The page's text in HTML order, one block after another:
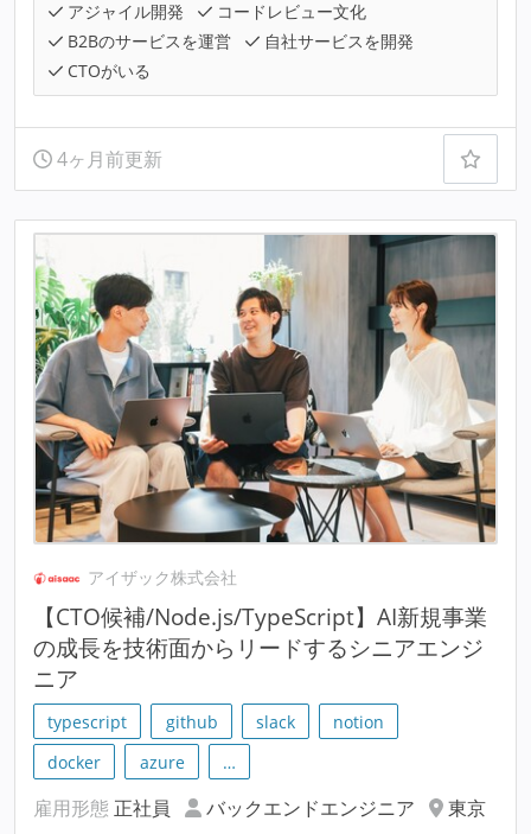
アジャイル開発
コードレビュー文化
B2Bのサービスを運営
自社サービスを開発
CTOがいる
4ヶ月前更新
アイザック株式会社
【CTO候補/Node.js/TypeScript】AI新規事業
の成長を技術面からリードするシニアエンジ
ニア
typescript github slack
notion
docker
azure …
雇用形態 正社員 バックエンドエンジニア 東京